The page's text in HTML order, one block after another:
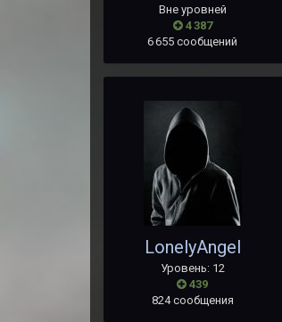
Вне уровней
4 387
6 655 сообщений
LonelyAngel
Уровень: 12
439
824 сообщения